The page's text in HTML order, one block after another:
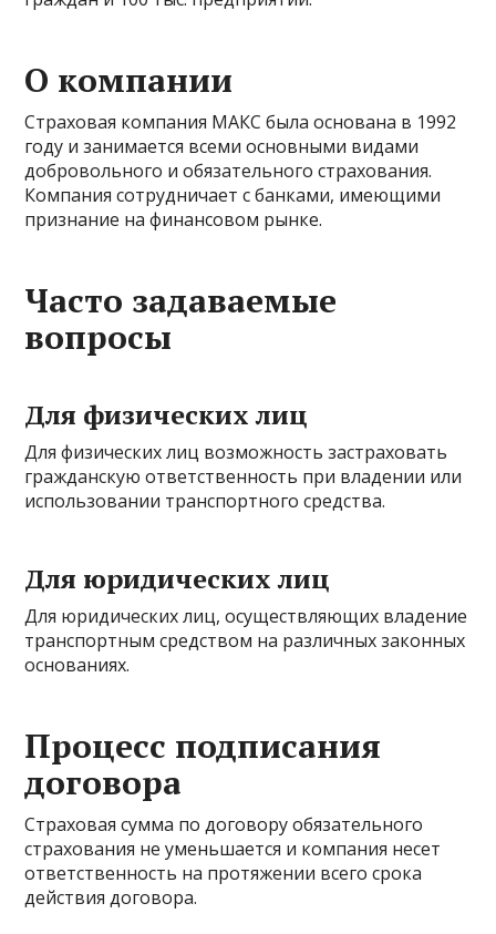
О компании
Страховая компания МАКС была основана в 1992
году и занимается всеми основными видами
добровольного и обязательного страхования.
Компания сотрудничает с банками, имеющими
признание на финансовом рынке.
Часто задаваемые
вопросы
Для физических лиц
Для физических лиц возможность застраховать
гражданскую ответственность при владении или
использовании транспортного средства.
Для юридических лиц
Для юридических лиц, осуществляющих владение
транспортным средством на различных законных
основаниях.
Процесс подписания
договора
Страховая сумма по договору обязательного
страхования не уменьшается и компания несет
ответственность на протяжении всего срока
действия договора.